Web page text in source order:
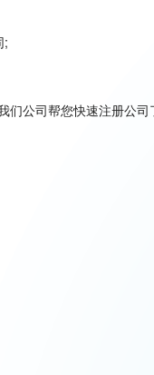
;
公司帮您快速注册公司